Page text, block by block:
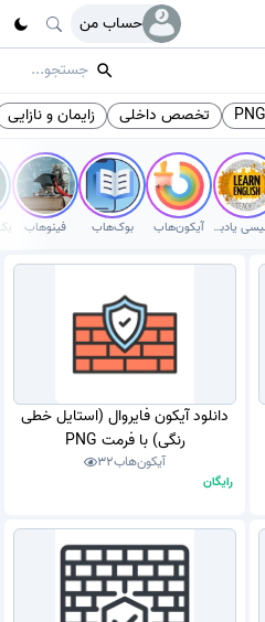
حساب من
تخصص داخلی زایمان و نازایی
انگلیسی یادبگیر آیکون‌هاب بوک‌هاب فینوهاب
دانلود آیکون فایروال (استایل خطی
رنگی) با فرمت PNG
آیکون‌هاب32
رایگان